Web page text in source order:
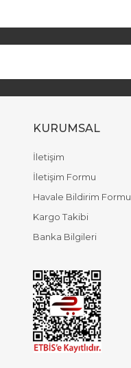
KURUMSAL
İletişim
İletişim Formu
Havale Bildirim Formu
Kargo Takibi
Banka Bilgileri